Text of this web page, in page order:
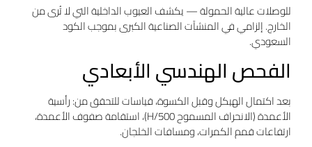
للوصلات عالية الحمولة — يكشف العيوب الداخلية التي لا تُرى من
الخارج. إلزامي في المنشآت الصناعية الكبرى بموجب الكود
السعودي.
الفحص الهندسي الأبعادي
بعد اكتمال الهيكل وقبل الكسوة، قياسات للتحقق من: رأسية
الأعمدة (الانحراف المسموح H/500)، استقامة صفوف الأعمدة،
ارتفاعات قمم الكمرات، ومسافات الخلجان.